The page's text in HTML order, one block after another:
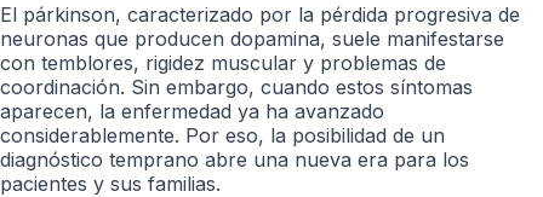
El párkinson, caracterizado por la pérdida progresiva de
neuronas que producen dopamina, suele manifestarse
con temblores, rigidez muscular y problemas de
coordinación. Sin embargo, cuando estos síntomas
aparecen, la enfermedad ya ha avanzado
considerablemente. Por eso, la posibilidad de un
diagnóstico temprano abre una nueva era para los
pacientes y sus familias.